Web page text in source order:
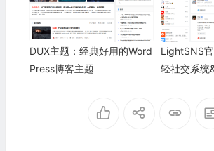
DUX主题：经典好用的Word
Press博客主题
LightSNS
轻社交系统